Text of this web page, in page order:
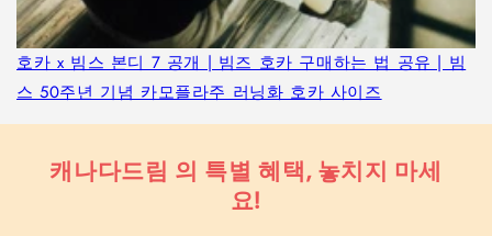
호카 x 빔스 본디 7 공개 | 빔즈 호카 구매하는 법 공유 | 빔
스 50주년 기념 카모플라주 러닝화 호카 사이즈
캐나다드림 의 특별 혜택, 놓치지 마세
요!